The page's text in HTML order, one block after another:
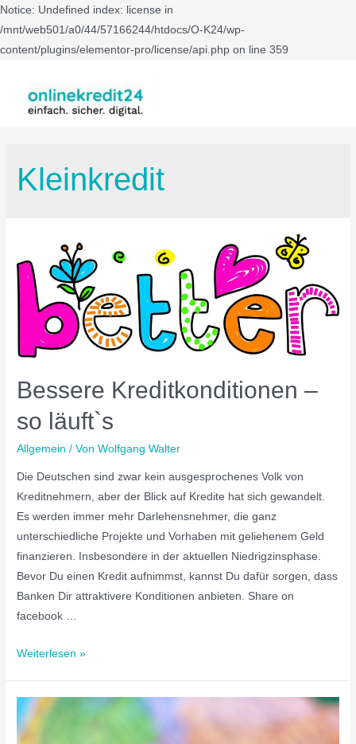
Notice: Undefined index: license in
/mnt/web501/a0/44/57166244/htdocs/O-K24/wp-
content/plugins/elementor-pro/license/api.php on line 359
Kleinkredit
Bessere Kreditkonditionen –
so läuft`s
Allgemein / VonWolfgang Walter
Die Deutschen sind zwar kein ausgesprochenes Volk von
Kreditnehmern, aber der Blick auf Kredite hat sich gewandelt.
Es werden immer mehr Darlehensnehmer, die ganz
unterschiedliche Projekte und Vorhaben mit geliehenem Geld
finanzieren. Insbesondere in der aktuellen Niedrigzinsphase.
Bevor Du einen Kredit aufnimmst, kannst Du dafür sorgen, dass
Banken Dir attraktivere Konditionen anbieten. Share on
facebook …
Weiterlesen »